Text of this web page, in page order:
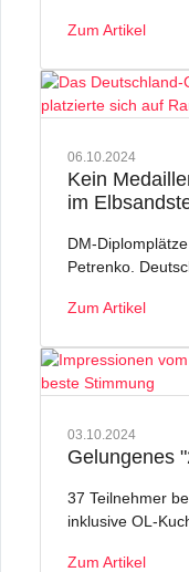
Zum Artikel
06.10.2024
Kein
im
DM-
Petrenko.
Zum Artikel
03.10.2024
Gelungenes
37 Teilnehmer
inklusive OL-
Zum Artikel